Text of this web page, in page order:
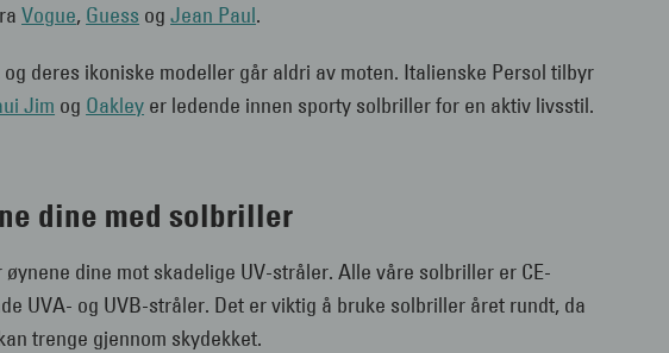
Vogue, Guess ogJean Paul.
deres ikoniske modeller går aldri av moten. Italienske Persol tilbyr
Jim og Oakley er ledende innen sporty solbriller for en aktiv livsstil.
dine med solbriller
dine mot skadelige UV-stråler. Alle våre solbriller er CE-
UVA- og UVB-stråler. Det er viktig å bruke solbriller året rundt, da
trenge gjennom skydekket.